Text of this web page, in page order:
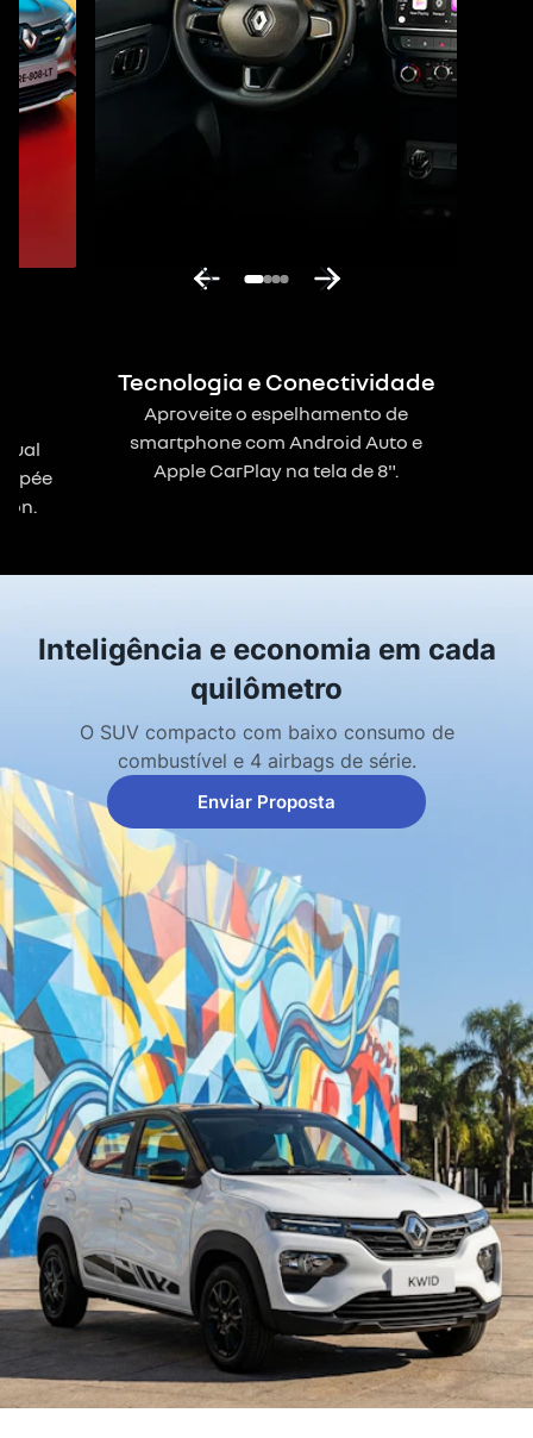
Tecnologia e Conectividade
Aproveite o espelhamento de
smartphone com Android Auto e
Apple CarPlay na tela de 8".
Inteligência e economia em cada
quilômetro
O SUV compacto com baixo consumo de
combustível e 4 airbags de série.
Enviar Proposta